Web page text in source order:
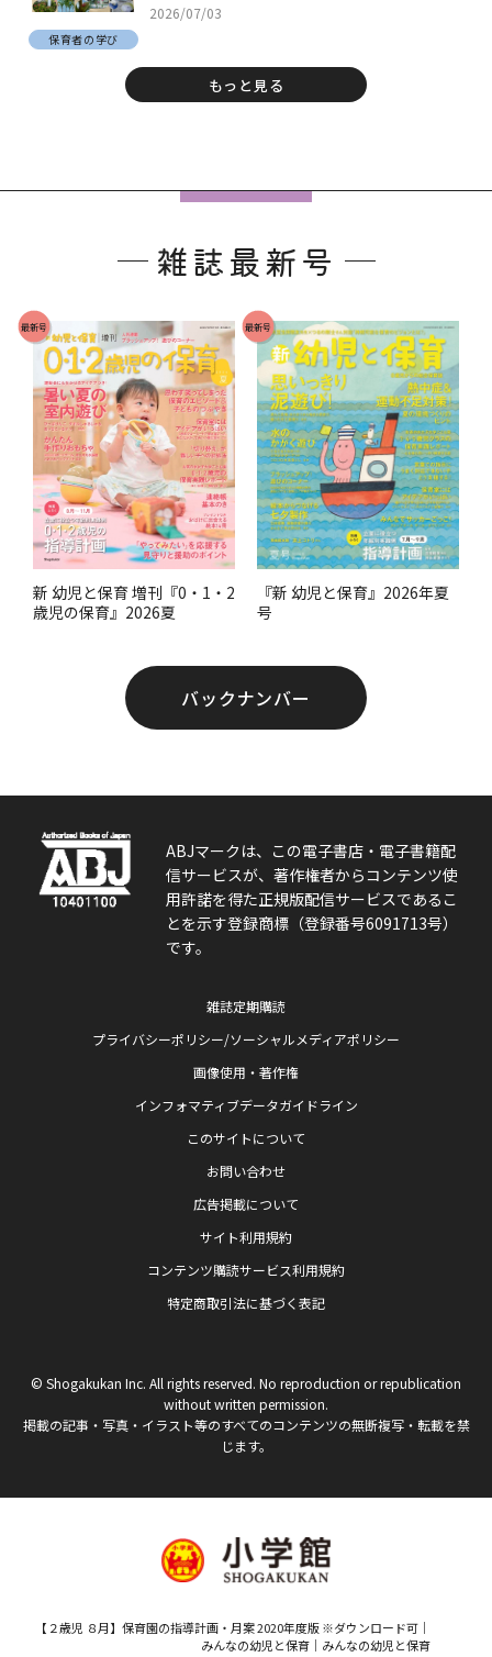
2026/07/03
保育者の学び
もっと見る
雑誌最新号
最新号
新 幼児と保育 増刊『0・1・2
歳児の保育』2026夏
最新号
『新 幼児と保育』2026年夏
号
バックナンバー
ABJマークは、この電子書店・電子書籍配
信サービスが、著作権者からコンテンツ使
用許諾を得た正規版配信サービスであるこ
とを示す登録商標（登録番号6091713号）
です。
雑誌定期購読
プライバシーポリシー/ソーシャルメディアポリシー
画像使用・著作権
インフォマティブデータガイドライン
このサイトについて
お問い合わせ
広告掲載について
サイト利用規約
コンテンツ購読サービス利用規約
特定商取引法に基づく表記
© Shogakukan Inc. All rights reserved. No reproduction or republication
without written permission.
掲載の記事・写真・イラスト等のすべてのコンテンツの無断複写・転載を禁
じます。
【２歳児 ８月】保育園の指導計画・月案 2020年度版 ※ダウンロード可｜
みんなの幼児と保育｜みんなの幼児と保育